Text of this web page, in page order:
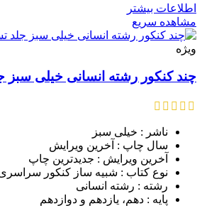
اطلاعات بیشتر
مشاهده سریع
ویژه
چند کنکور رشته انسانی خیلی
ناشر : خیلی سبز
سال چاپ : آخرین ویرایش
آخرین ویرایش : جدیدترین چاپ
نوع کتاب : شبیه ساز کنکور
رشته : رشته انسانی
پایه : دهم، یازدهم و دوازدهم